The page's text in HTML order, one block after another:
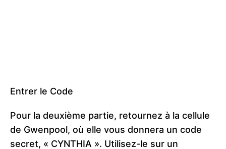
Entrer le Code
Pour la deuxième partie, retournez à la cellule
de Gwenpool, où elle vous donnera un code
secret, « CYNTHIA ». Utilisez-le sur un